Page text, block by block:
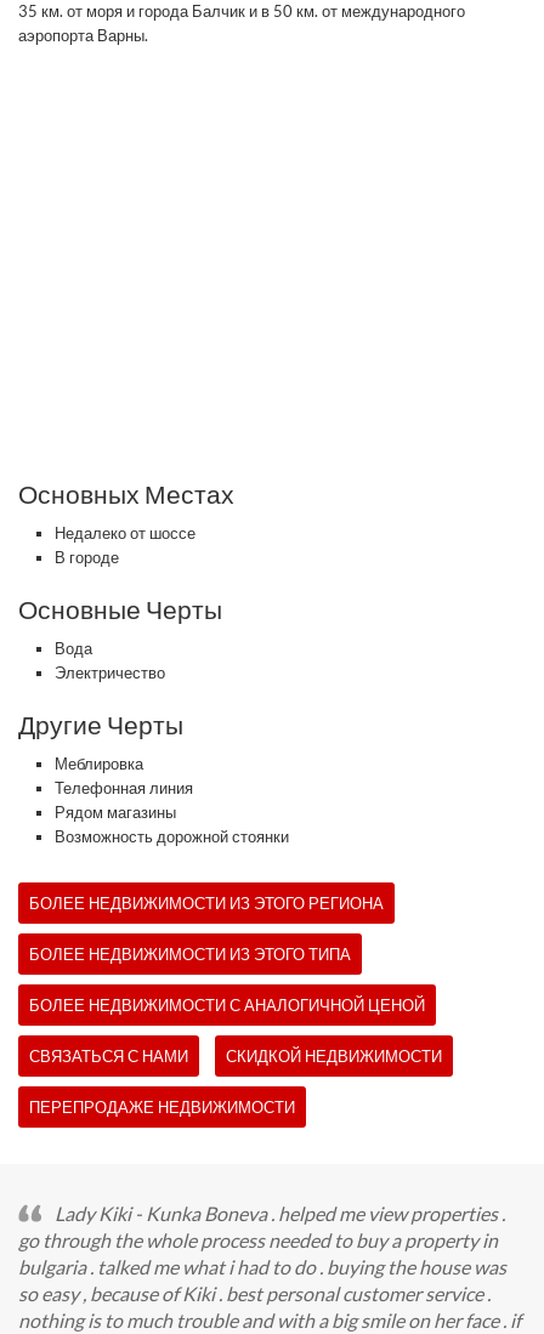
35 км. от моря и города Балчик и в 50 км. от международного
аэропорта Варны.
Основных Местах
Недалеко от шоссе
В городе
Основные Черты
Вода
Электричество
Другие Черты
Меблировка
Телефонная линия
Рядом магазины
Возможность дорожной стоянки
БОЛЕЕ НЕДВИЖИМОСТИ ИЗ ЭТОГО РЕГИОНА
БОЛЕЕ НЕДВИЖИМОСТИ ИЗ ЭТОГО ТИПА
БОЛЕЕ НЕДВИЖИМОСТИ С АНАЛОГИЧНОЙ ЦЕНОЙ
СВЯЗАТЬСЯ С НАМИ СКИДКОЙ НЕДВИЖИМОСТИ
ПЕРЕПРОДАЖЕ НЕДВИЖИМОСТИ
Lady Kiki - Kunka Boneva . helped me view properties .
go through the whole process needed to buy a property in
bulgaria . talked me what i had to do . buying the house was
so easy , because of Kiki . best personal customer service .
nothing is to much trouble and with a big smile on her face . if